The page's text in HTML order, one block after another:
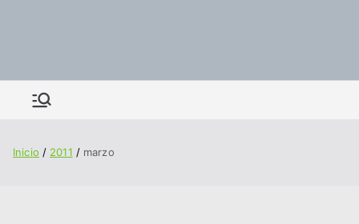
Inicio 2011 marzo